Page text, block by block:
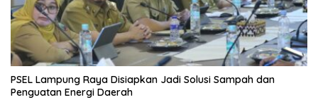
PSEL Lampung Raya Disiapkan Jadi Solusi Sampah dan
Penguatan Energi Daerah